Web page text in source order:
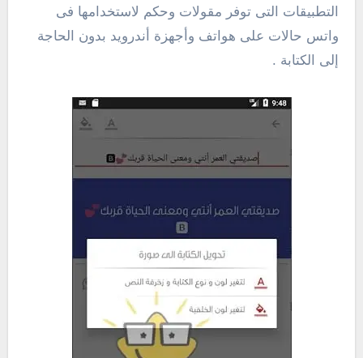
التطبيقات التى توفر مقولات وحكم لاستخدامها فى
واتس حالات على هواتف وأجهزة أندرويد بدون الحاجة
إلى الكتابة .